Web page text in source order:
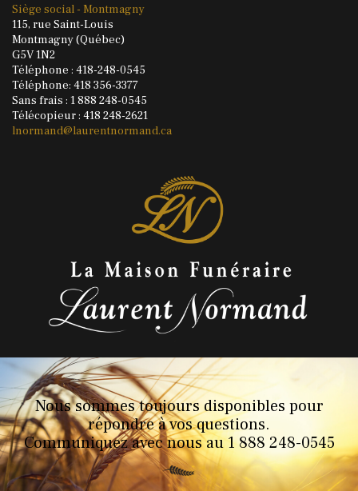
Siège social - Montmagny
115, rue Saint-Louis
Montmagny (Québec)
G5V 1N2
Téléphone : 418-248-0545
Téléphone: 418 356-3377
Sans frais : 1 888 248-0545
Télécopieur : 418 248-2621
lnormand@laurentnormand.ca
Nous sommes toujours disponibles pour
répondre à vos questions.
Communiquez avec nous au 1 888 248-0545